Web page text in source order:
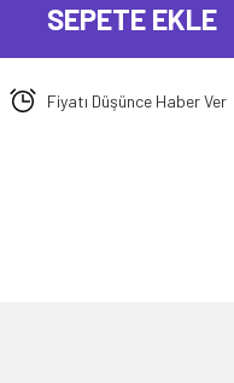
SEPETE EKLE
Fiyatı Düşünce Haber Ver